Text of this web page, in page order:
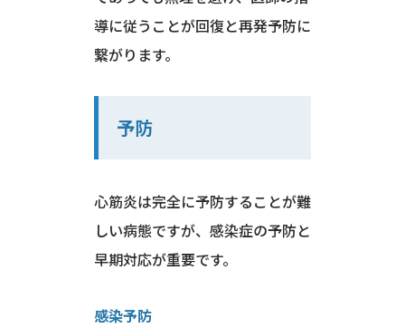
導に従うことが回復と再発予防に
繋がります。
予防
心筋炎は完全に予防することが難
しい病態ですが、感染症の予防と
早期対応が重要です。
感染予防